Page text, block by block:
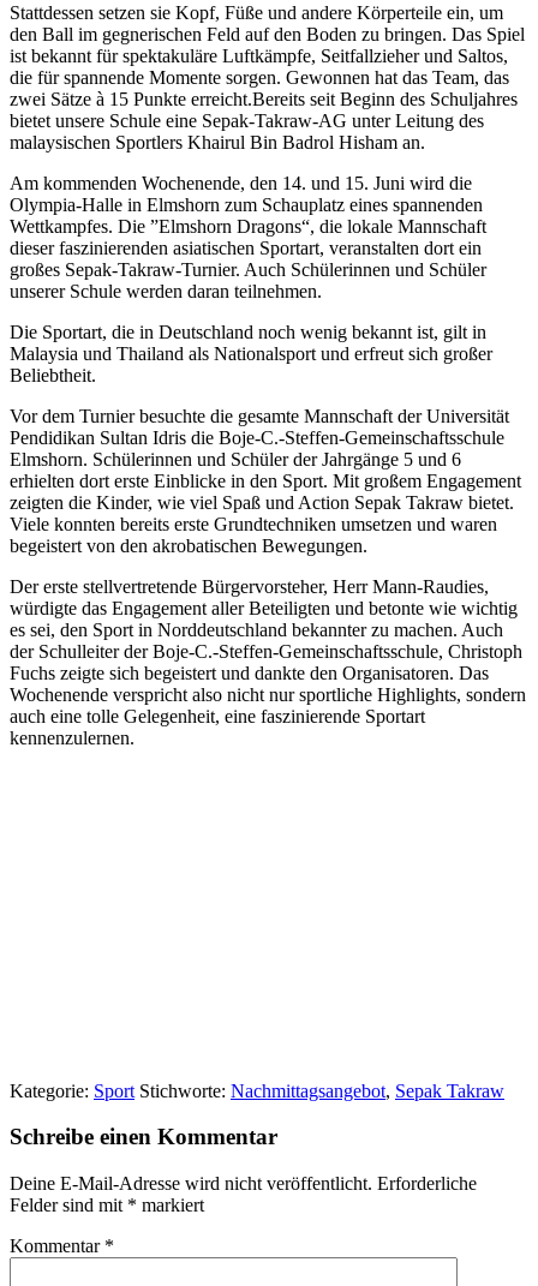
Stattdessen setzen sie Kopf, Füße und andere Körperteile ein, um
den Ball im gegnerischen Feld auf den Boden zu bringen. Das Spiel
ist bekannt für spektakuläre Luftkämpfe, Seitfallzieher und Saltos,
die für spannende Momente sorgen. Gewonnen hat das Team, das
zwei Sätze à 15 Punkte erreicht.Bereits seit Beginn des Schuljahres
bietet unsere Schule eine Sepak-Takraw-AG unter Leitung des
malaysischen Sportlers Khairul Bin Badrol Hisham an.
Am kommenden Wochenende, den 14. und 15. Juni wird die
Olympia-Halle in Elmshorn zum Schauplatz eines spannenden
Wettkampfes. Die ”Elmshorn Dragons“, die lokale Mannschaft
dieser faszinierenden asiatischen Sportart, veranstalten dort ein
großes Sepak-Takraw-Turnier. Auch Schülerinnen und Schüler
unserer Schule werden daran teilnehmen.
Die Sportart, die in Deutschland noch wenig bekannt ist, gilt in
Malaysia und Thailand als Nationalsport und erfreut sich großer
Beliebtheit.
Vor dem Turnier besuchte die gesamte Mannschaft der Universität
Pendidikan Sultan Idris die Boje-C.-Steffen-Gemeinschaftsschule
Elmshorn. Schülerinnen und Schüler der Jahrgänge 5 und 6
erhielten dort erste Einblicke in den Sport. Mit großem Engagement
zeigten die Kinder, wie viel Spaß und Action Sepak Takraw bietet.
Viele konnten bereits erste Grundtechniken umsetzen und waren
begeistert von den akrobatischen Bewegungen.
Der erste stellvertretende Bürgervorsteher, Herr Mann-Raudies,
würdigte das Engagement aller Beteiligten und betonte wie wichtig
es sei, den Sport in Norddeutschland bekannter zu machen. Auch
der Schulleiter der Boje-C.-Steffen-Gemeinschaftsschule, Christoph
Fuchs zeigte sich begeistert und dankte den Organisatoren. Das
Wochenende verspricht also nicht nur sportliche Highlights, sondern
auch eine tolle Gelegenheit, eine faszinierende Sportart
kennenzulernen.
Kategorie: Sport Stichworte: Nachmittagsangebot, Sepak Takraw
Schreibe einen Kommentar
Deine E-Mail-Adresse wird nicht veröffentlicht. Erforderliche
Felder sind mit * markiert
Kommentar *